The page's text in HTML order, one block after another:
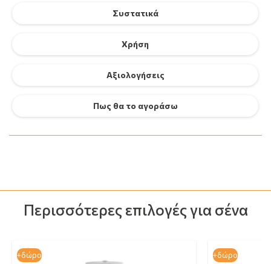
Συστατικά
Χρήση
Αξιολογήσεις
Πως θα το αγοράσω
Περισσότερες επιλογές για σένα
+δώρο +δώρο